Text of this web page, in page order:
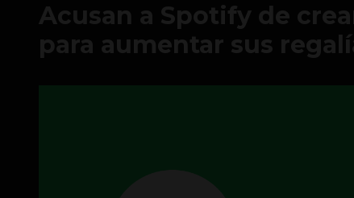
Acusan a Spotify de
para aumentar sus